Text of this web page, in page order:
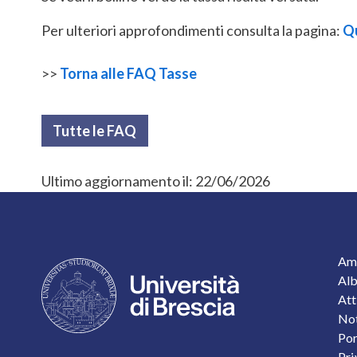
Per ulteriori approfondimenti consulta la pagina:
>> Torna alle FAQ Tasse
Tutte le FAQ
Ultimo aggiornamento il: 22/06/2026